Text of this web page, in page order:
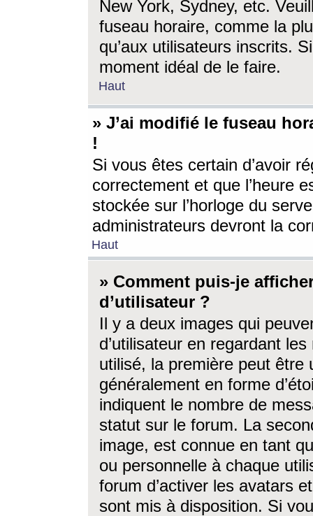
New York, Sydney, etc.
fuseau horaire, comme la
qu’aux utilisateurs inscrits.
moment idéal de le faire.
Haut
» J’ai modifié le fuseau
!
Si vous êtes certain d’avoir
correctement et que l’heure
stockée sur l’horloge du
administrateurs devront la
Haut
» Comment puis-je
d’utilisateur ?
Il y a deux images qui
d’utilisateur en regardant
utilisé, la première peut être
généralement en forme
indiquent le nombre de
statut sur le forum. La
image, est connue en tant
ou personnelle à chaque
forum d’activer les avatars
sont mis à disposition. Si